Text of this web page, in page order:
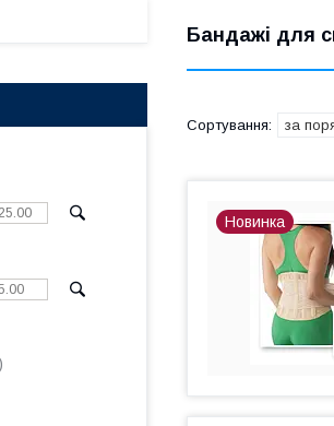
Бандажі для
Новинка